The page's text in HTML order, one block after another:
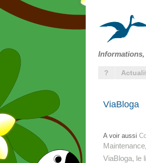
?
ViaBloga
A voir aussi
Maintenance
ViaBloga, le